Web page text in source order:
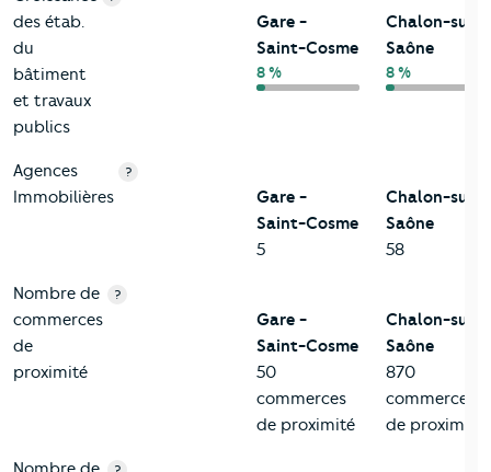
des étab.
du
bâtiment
et travaux
publics
Gare -
Saint-Cosme
8 %
Chalon-sur-
Saône
8 %
Agences
Immobilières
?
Gare -
Saint-Cosme
5
Chalon-sur-
Saône
58
Nombre de
commerces
de
proximité
?
Gare -
Saint-Cosme
50
commerces
de proximité
Chalon-sur-
Saône
870
commerces
de proximité